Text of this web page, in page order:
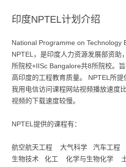
印度NPTEL计划介绍
National Programme on Technology
NPTEL，是印度人力资源发展部资助
所院校+IISc Bangalore共8所院校。
高印度的工程教育质量。 NPTEL所提
我用电信访问课程网站视频播放速度
视频的下载速度较慢。
NPTEL提供的课程有：
航空航天工程 大气科学 汽车工程
生物技术 化工 化学与生物化学 土